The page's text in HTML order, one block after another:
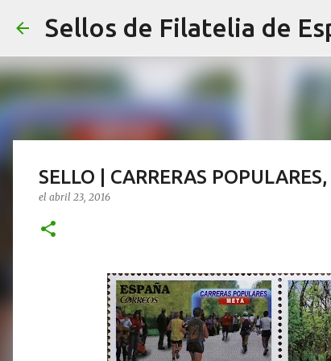
Sellos de Filatelia de
SELLO | CARRERAS
el abril 23, 2016